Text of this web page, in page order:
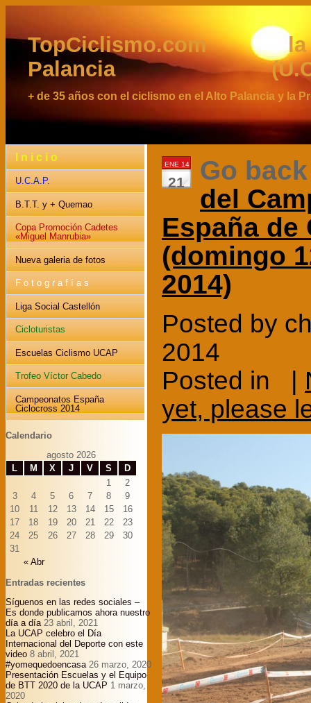
TopCiclismo.com la
Palancia
+ de 35 años con el ciclismo en el Alto Palancia y la
I n i c i o
U.C.A.P.
B.T.T. y + Quemao
Copa Promoción Cadetes
«Miguel Manrubia»
Nueva galeria de fotos
F o t o g r a f í a s
Liga Social Castellón
Cicloturistas
Escuelas Ciclismo UCAP
Trofeo Víctor Cabedo
Campeonatos España
Ciclocross 2014
Calendario
agosto 2026
L
M X J V S D
« Abr
1
2
3
4 5 6 7 8
9
10
11 12 13 14 15
16
17
18 19 20 21 22
23
24
25 26 27 28 29
30
31
Entradas recientes
Síguenos en las redes sociales –
Es donde publicamos ahora nuestro
día a día 23 abril, 2021
La UCAP celebro el Día
Internacional del Deporte con este
video 8 abril, 2021
#yomequedoencasa 26 marzo, 2020
Presentación Escuelas y el Equipo
de BTT 2020 de la UCAP 1 marzo,
2020
ENE 14
21
Go
del
España
(domingo
2014)
Posted by
2014
Posted in |
yet, please